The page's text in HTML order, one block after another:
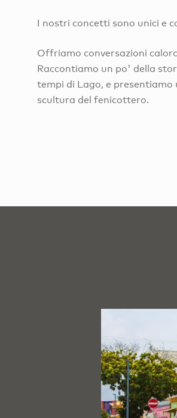
I nostri concetti sono unici e
Offriamo conversazioni
Raccontiamo un po' della
tempi di Lago, e presentiamo
scultura del fenicottero.